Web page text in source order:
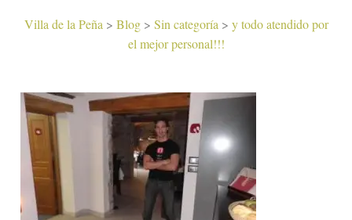
Villa de la Peña > Blog> Sin categoría > y todo atendido por
el mejor personal!!!